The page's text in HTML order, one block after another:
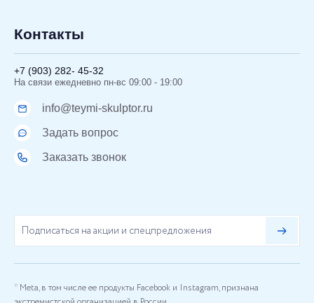
Контакты
+7 (903) 282- 45-32
На связи ежедневно пн-вс 09:00 - 19:00
info@teymi-skulptor.ru
Задать вопрос
Заказать звонок
* Meta, в том числе ее продукты Facebook и Instagram, признана